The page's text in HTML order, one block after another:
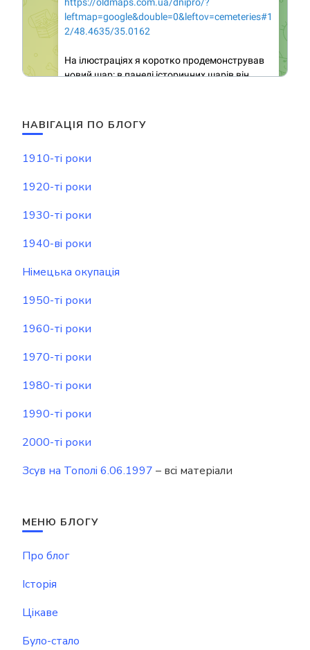
НАВІГАЦІЯ ПО БЛОГУ
1910-ті роки
1920-ті роки
1930-ті роки
1940-ві роки
Німецька окупація
1950-ті роки
1960-ті роки
1970-ті роки
1980-ті роки
1990-ті роки
2000-ті роки
Зсув на Тополі 6.06.1997 – всі матеріали
МЕНЮ БЛОГУ
Про блог
Історія
Цікаве
Було-стало